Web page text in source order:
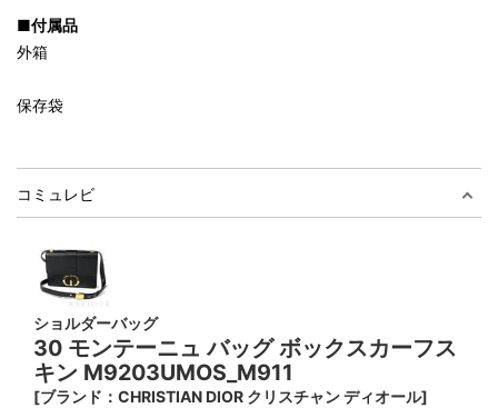
■付属品
外箱
保存袋
コミュレビ
ショルダーバッグ
30 モンテーニュ バッグ ボックスカーフス
キン M9203UMOS_M911
[ブランド：CHRISTIAN DIOR クリスチャン ディオール]